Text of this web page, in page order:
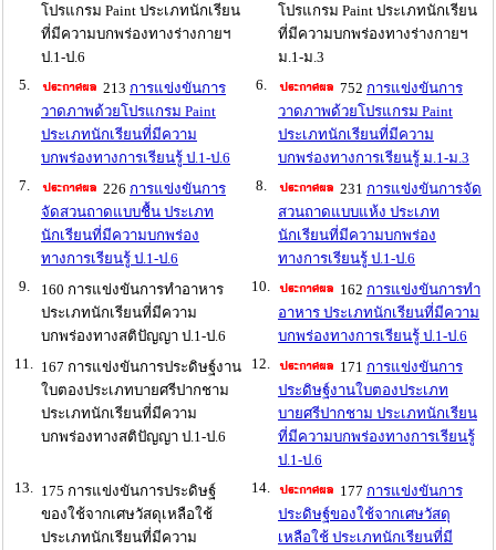
โปรแกรม Paint ประเภทนักเรียน
ที่มีความบกพร่องทางร่างกายฯ
ป.1-ป.6
โปรแกรม Paint ประเภทนักเรียน
ที่มีความบกพร่องทางร่างกายฯ
ม.1-ม.3
5.
213 การแข่งขันการ
วาดภาพด้วยโปรแกรม Paint
ประเภทนักเรียนที่มีความ
บกพร่องทางการเรียนรู้ ป.1-ป.6
6. 752 การแข่งขันการ
วาดภาพด้วยโปรแกรม Paint
ประเภทนักเรียนที่มีความ
บกพร่องทางการเรียนรู้ ม.1-ม.3
7.
226 การแข่งขันการ
จัดสวนถาดแบบชื้น ประเภท
นักเรียนที่มีความบกพร่อง
ทางการเรียนรู้ ป.1-ป.6
8. 231 การแข่งขันการจัด
สวนถาดแบบแห้ง ประเภท
นักเรียนที่มีความบกพร่อง
ทางการเรียนรู้ ป.1-ป.6
9.
160 การแข่งขันการทำอาหาร
ประเภทนักเรียนที่มีความ
บกพร่องทางสติปัญญา ป.1-ป.6
10. 162 การแข่งขันการทำ
อาหาร ประเภทนักเรียนที่มีความ
บกพร่องทางการเรียนรู้ ป.1-ป.6
11.
167 การแข่งขันการประดิษฐ์งาน
ใบตองประเภทบายศรีปากชาม
ประเภทนักเรียนที่มีความ
บกพร่องทางสติปัญญา ป.1-ป.6
12. 171 การแข่งขันการ
ประดิษฐ์งานใบตองประเภท
บายศรีปากชาม ประเภทนักเรียน
ที่มีความบกพร่องทางการเรียนรู้
ป.1-ป.6
13.
175 การแข่งขันการประดิษฐ์
ของใช้จากเศษวัสดุเหลือใช้
ประเภทนักเรียนที่มีความ
14. 177 การแข่งขันการ
ประดิษฐ์ของใช้จากเศษวัสดุ
เหลือใช้ ประเภทนักเรียนที่มี